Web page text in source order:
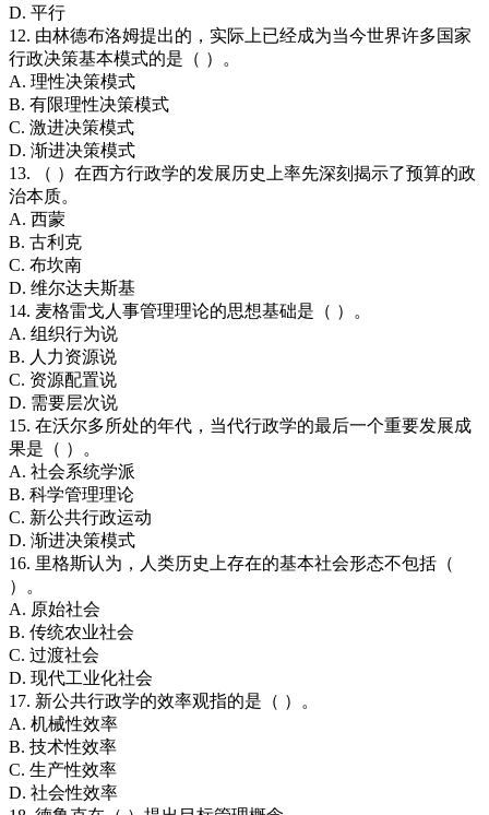
D. 平行
12. 由林德布洛姆提出的，实际上已经成为当今世界许多国家
行政决策基本模式的是（ ）。
A. 理性决策模式
B. 有限理性决策模式
C. 激进决策模式
D. 渐进决策模式
13. （ ）在西方行政学的发展历史上率先深刻揭示了预算的政
治本质。
A. 西蒙
B. 古利克
C. 布坎南
D. 维尔达夫斯基
14. 麦格雷戈人事管理理论的思想基础是（ ）。
A. 组织行为说
B. 人力资源说
C. 资源配置说
D. 需要层次说
15. 在沃尔多所处的年代，当代行政学的最后一个重要发展成
果是（ ）。
A. 社会系统学派
B. 科学管理理论
C. 新公共行政运动
D. 渐进决策模式
16. 里格斯认为，人类历史上存在的基本社会形态不包括（
）。
A. 原始社会
B. 传统农业社会
C. 过渡社会
D. 现代工业化社会
17. 新公共行政学的效率观指的是（ ）。
A. 机械性效率
B. 技术性效率
C. 生产性效率
D. 社会性效率